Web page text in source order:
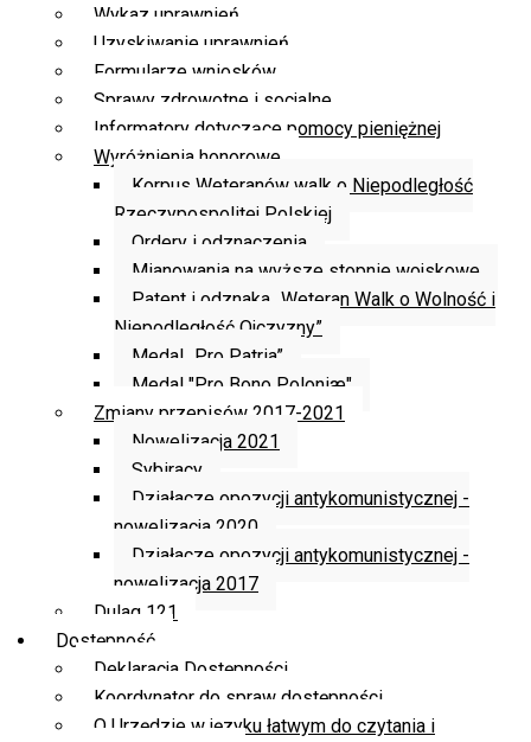
Wykaz uprawnień
Uzyskiwanie uprawnień
Formularze wniosków
Sprawy zdrowotne i socjalne
Informatory dotyczące pomocy pieniężnej
Wyróżnienia honorowe
Korpus Weteranów walk o Niepodległość
Rzeczypospolitej Polskiej
Ordery i odznaczenia
Mianowania na wyższe stopnie wojskowe
Patent i odznaka „Weteran Walk o Wolność i
Niepodległość Ojczyzny”
Medal „Pro Patria”
Medal "Pro Bono Poloniæ"
Zmiany przepisów 2017-2021
Nowelizacja 2021
Sybiracy
Działacze opozycji antykomunistycznej -
nowelizacja 2020
Działacze opozycji antykomunistycznej -
nowelizacja 2017
Dulag 121
Dostępność
Deklaracja Dostępności
Koordynator do spraw dostępności
O Urzędzie w języku łatwym do czytania i